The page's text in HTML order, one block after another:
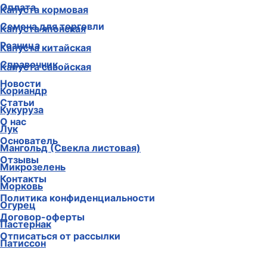
Капуста кормовая
Капуста японская
Капуста китайская
Капуста савойская
Кориандр
Кукуруза
Лук
Мангольд (Свекла листовая)
Микрозелень
Морковь
Огурец
Пастернак
Патиссон
Оплата
Семена для торговли
Розница
Справочник
Новости
Статьи
О нас
Основатель
Отзывы
Контакты
Политика конфиденциальности
Договор-оферты
Отписаться от рассылки